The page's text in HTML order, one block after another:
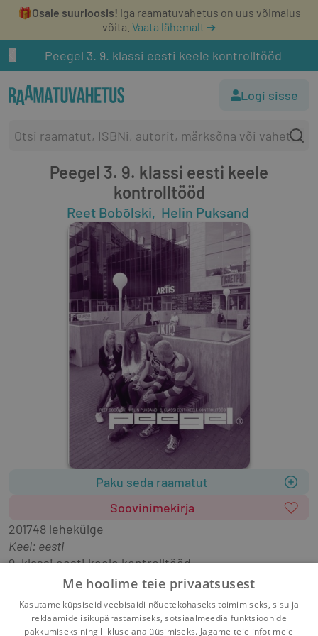
🎁Osale suurloosis! Iga raamatuvahetus on uus võimalus
võita. Vaata lähemalt ➔
Peegel 3. 9. klassi eesti keele kontrolltööd
Logi sisse
Peegel 3. 9. klassi eesti keele
kontrolltööd
Reet Bobõlski Helin Puksand
Paku seda raamatut
Soovinimekirja
201748 lehekülge
Keel: eesti
9. klassi eesti keele kontrolltööd.
Me hoolime teie privaatsusest
Kasutame küpsiseid veebisaidi nõuetekohaseks toimimiseks, sisu ja
reklaamide isikupärastamiseks, sotsiaalmeedia funktsioonide
pakkumiseks ning liikluse analüüsimiseks. Jagame teie infot meie